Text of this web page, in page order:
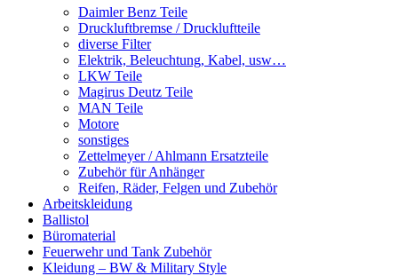
Daimler Benz Teile
Druckluftbremse / Druckluftteile
diverse Filter
Elektrik, Beleuchtung, Kabel, usw…
LKW Teile
Magirus Deutz Teile
MAN Teile
Motore
sonstiges
Zettelmeyer / Ahlmann Ersatzteile
Zubehör für Anhänger
Reifen, Räder, Felgen und Zubehör
Arbeitskleidung
Ballistol
Büromaterial
Feuerwehr und Tank Zubehör
Kleidung – BW & Military Style